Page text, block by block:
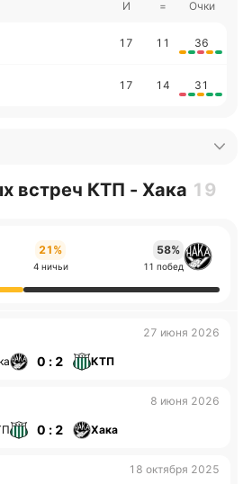
И = Очки
17 11 36
17 14 31
встреч КТП - Хака 19
21%
4 ничьи
58%
11 побед
27 июня 2026
0 : 2 КТП
8 июня 2026
0 : 2 Хака
18 октября 2025